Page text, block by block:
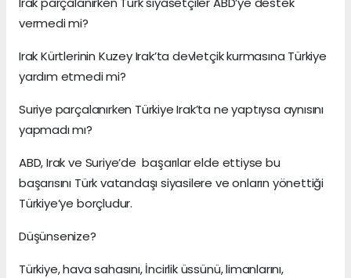
vermedi mi?
Irak Kürtlerinin Kuzey Irak’ta devletçik kurmasına Türkiye
yardım etmedi mi?
Suriye parçalanırken Türkiye Irak’ta ne yaptıysa aynısını
yapmadı mı?
ABD, Irak ve Suriye’de başarılar elde ettiyse bu
başarısını Türk vatandaşı siyasilere ve onların yönettiği
Türkiye’ye borçludur.
Düşünsenize?
Türkiye, hava sahasını, İncirlik üssünü, limanlarını,